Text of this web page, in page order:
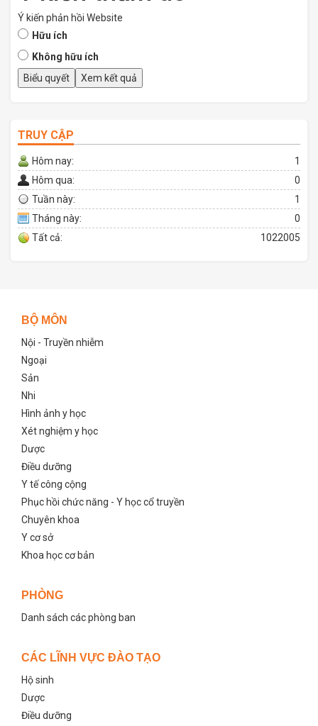
Ý kiến phản hồi Website
Hữu ích
Không hữu ích
TRUY CẬP
Hôm nay:
1
Hôm qua:
0
Tuần này:
1
Tháng này:
0
Tất cả:
1022005
BỘ MÔN
Nội - Truyền nhiễm
Ngoại
Sản
Nhi
Hình ảnh y học
Xét nghiệm y học
Dược
Điều dưỡng
Y tế công cộng
Phục hồi chức năng - Y học cổ truyền
Chuyên khoa
Y cơ sở
Khoa học cơ bản
PHÒNG
Danh sách các phòng ban
CÁC LĨNH VỰC ĐÀO TẠO
Hộ sinh
Dược
Điều dưỡng